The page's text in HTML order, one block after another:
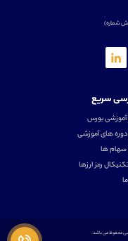
شماره)
سریع
بورس
های آموزشی
سهام ها
رمز ارزها
محفوظ می باشد.